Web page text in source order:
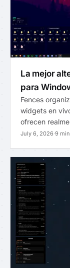
La mejor
para
Fences
widgets en
ofrecen
July 6, 2026·9